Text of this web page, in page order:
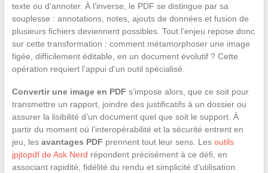
texte ou d’annoter. À l’inverse, le PDF se distingue par sa
souplesse : annotations, notes, ajouts de données et fusion de
plusieurs fichiers deviennent possibles. Tout l’enjeu repose donc
sur cette transformation : comment métamorphoser une image
figée, difficilement éditable, en un document évolutif ? Cette
opération requiert l’appui d’un outil spécialisé.
Convertir une image en PDF s’impose alors, que ce soit pour
transmettre un rapport, joindre des justificatifs à un dossier ou
assurer la lisibilité d’un document quel que soit le support. À
partir du moment où l’interopérabilité et la sécurité entrent en
jeu, les avantages PDF prennent tout leur sens. Les outils
jpjtopdf de Ask Nerd répondent précisément à ce défi, en
associant rapidité, fidélité du rendu et simplicité d’utilisation.